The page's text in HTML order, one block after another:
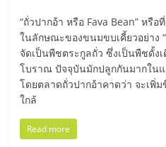
ไทย,
SMEs,
แฟ
“ถั่วปากอ้า หรือ Fava Bean” หรื
ในลักษณะของขนมขบเคี้ยวอย่าง
จัดเป็นพืชตระกูลถั่ว ซึ่งเป็นพืชดั้ง
โบราณ ปัจจุบันมักปลูกกันมากในแ
โดยตลาดถั่วปากอ้าคาดว่า จะเพิ่
ใกล้
Read more